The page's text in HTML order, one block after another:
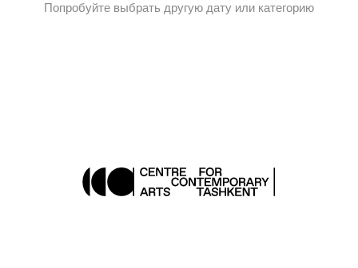
Попробуйте выбрать другую дату или категорию